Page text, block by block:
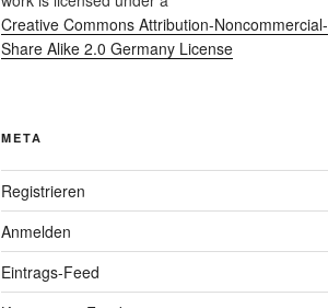
Creative Commons Attribution-Noncommercial-
Share Alike 2.0 Germany License
META
Registrieren
Anmelden
Eintrags-Feed